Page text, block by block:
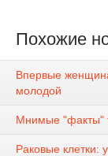
Похожие
Впервые
молодой
Мнимые "факты"
Раковые клетки: